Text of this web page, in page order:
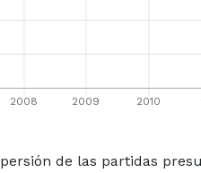
de las partidas